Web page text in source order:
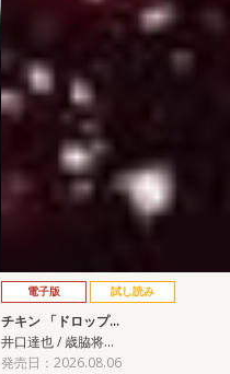
電子版 試し読み
チキン 「ドロップ…
井口達也 / 歳脇将…
発売日：2026.08.06